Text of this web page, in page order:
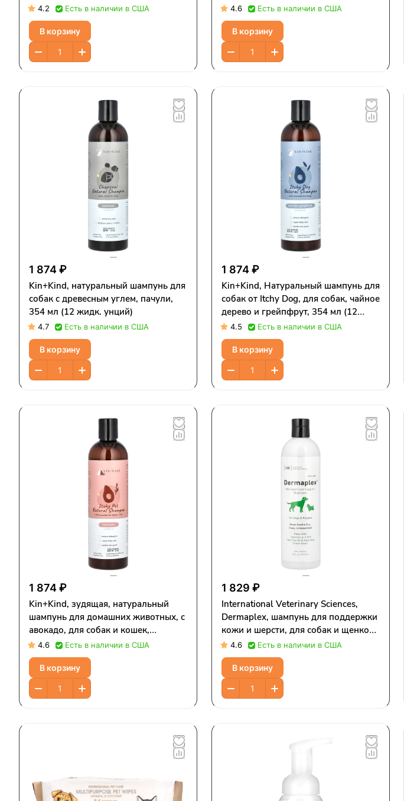
236 мл (8 жидк. унций)
4.2 Есть в наличии в США
В корзину
4.6 Есть в наличии в США
В корзину
1 874 ₽
Kin+Kind, натуральный шампунь для
собак с древесным углем, пачули,
354 мл (12 жидк. унций)
4.7 Есть в наличии в США
В корзину
1 874 ₽
Kin+Kind, Натуральный шампунь для
собак от Itchy Dog, для собак, чайное
дерево и грейпфрут, 354 мл (12
жидк. Унций)
4.5 Есть в наличии в США
В корзину
1 874 ₽
Kin+Kind, зудящая, натуральный
шампунь для домашних животных, с
авокадо, для собак и кошек,
розмарин, 354 мл (12 жидк. унций)
4.6 Есть в наличии в США
В корзину
1 829 ₽
International Veterinary Sciences,
Dermaplex, шампунь для поддержки
кожи и шерсти, для собак и щенков,
свежий аромат, 473 мл (16 жидк.
Унций)
4.6 Есть в наличии в США
В корзину